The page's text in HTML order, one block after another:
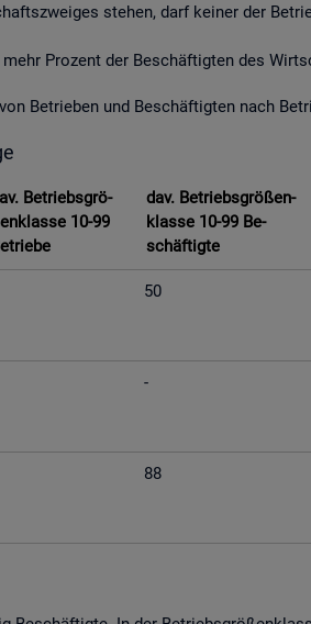
ste­hen, darf kei­ner der
Pro­zent der Be­schäf­tig­ten des
Be­trie­ben und Be­schäf­tig­ten nach
Be­triebs­grö­
10-99
dav. Be­triebs­grö­ßen­
klas­se 10-99 Be­
schäf­tig­te
50
-
88